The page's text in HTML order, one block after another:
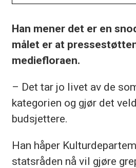
Han mener det er en
målet er at
mediefloraen.
– Det tar jo livet av de
kategorien og gjør det
budsjettere.
Han håper
statsråden nå vil gjøre